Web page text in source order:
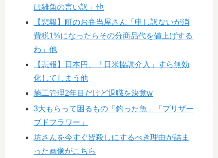
は雑魚の言い訳」他
【悲報】町のお弁当屋さん「申し訳ないが消
費税1%になったらその分商品代を値上げする
わ」他
【悲報】日本円、「日米協調介入」すら無効
化してしまう他
施工管理2年目だけど退職を決意w
3大もらって困るもの「釣った魚」「プリザー
ブドフラワー」
坊さんを今すぐ皆殺しにするべき理由が詰ま
った画像がこちら